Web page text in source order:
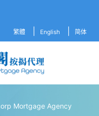
繁體 English 简体
Mortgage Agency